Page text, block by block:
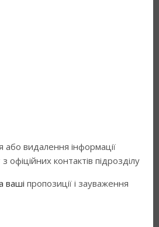
видалення інформації
контактів підрозділу
ваші пропозиції і зауваження